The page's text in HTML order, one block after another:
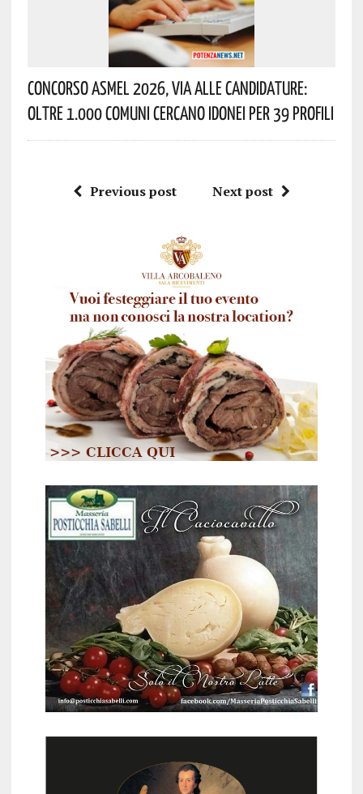
Concorso Asmel 2026, Via Alle Candidature:
Oltre 1.000 Comuni Cercano Idonei Per 39 Profili
Previous post Next post